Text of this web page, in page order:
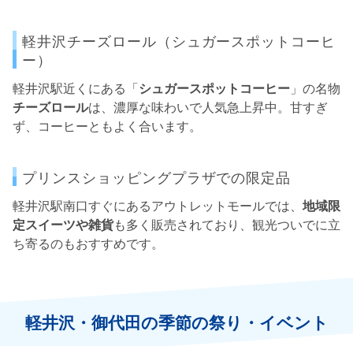
軽井沢チーズロール（シュガースポットコーヒ
ー）
軽井沢駅近くにある「シュガースポットコーヒー 」の名物
チーズロールは、濃厚な味わいで人気急上昇中。甘すぎ
ず、コーヒーともよく合います。
プリンスショッピングプラザでの限定品
軽井沢駅南口すぐにあるアウトレットモールでは、 地域限
定スイーツや雑貨も多く販売されており、観光ついでに立
ち寄るのもおすすめです。
軽井沢・御代田の季節の祭り・イベント